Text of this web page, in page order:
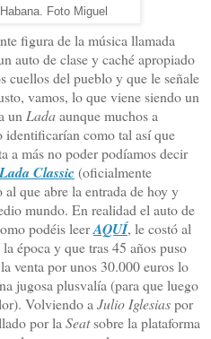
Foto Miguel
figura de la música llamada
auto de clase y caché apropiado
cuellos del pueblo y que le señale
vamos, lo que viene siendo un
un Ladaaunque muchos a
identificarían como tal así que
a más no poder podíamos decir
Lada Classic (oficialmente
que abre la entrada de hoy y
mundo. En realidad el auto de
podéis leerAQUÍ, le costó al
época y que tras 45 años puso
venta por unos 30.000 euros lo
jugosa plusvalía (para que luego
Volviendo a Julio Iglesiaspor
por la Seatsobre la plataforma